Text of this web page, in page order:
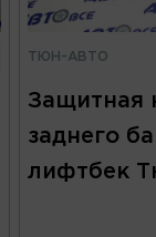
ТЮН-АВТО
Защитная
заднего
лифтбек